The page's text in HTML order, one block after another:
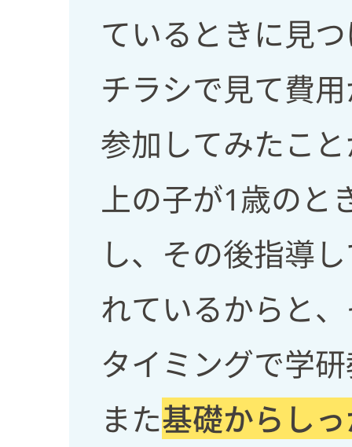
ているときに見
チラシで見て費
参加してみたこ
上の子が1歳のと
し、その後指導
れているからと
タイミングで学
また基礎からし